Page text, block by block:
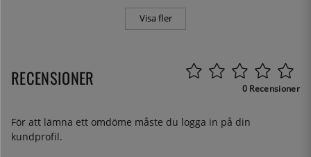
Visa fler
RECENSIONER 0 Recensioner
För att lämna ett omdöme måste du logga in på din
kundprofil.